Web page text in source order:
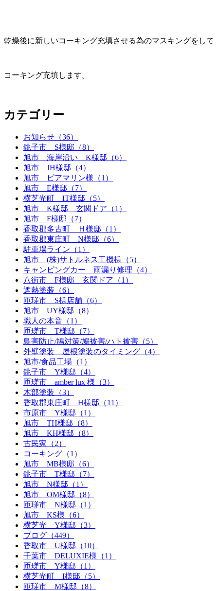
乾燥後に新しいコーキング充填させる為のマスキングをして
コーキング充填します。
カテゴリー
お知らせ（36）
銚子市 S様邸（8）
旭市 海岸沿い K様邸（6）
旭市 JH様邸（4）
旭市 ピアマリン様（1）
旭市 E様邸（7）
横芝光町 IT様邸（5）
旭市 K様邸 玄関ドア（1）
旭市 F様邸（7）
香取郡多古町 Ｈ様邸（1）
香取郡東庄町 N様邸（6）
駐車場ライン（1）
旭市 (株)サトルネス工機様（5）
キャンピングカー 雨漏り修理（4）
八街市 F様邸 玄関ドア（1）
遮熱塗装（6）
匝瑳市 S様店舗（6）
旭市 UY様邸（8）
職人の本音（1）
匝瑳市 T様邸（7）
鳥害防止/鳩対策/鳩被害/ハト被害（5）
外壁塗装 屋根塗装のタイミング（4）
旭市/食品工場（1）
銚子市 Y様邸（4）
匝瑳市 amber lux 様（3）
木部塗装（3）
香取郡東庄町 H様邸（11）
市原市 Y様邸（1）
旭市 TH様邸（8）
旭市 KH様邸（8）
古民家（2）
コーキング（1）
旭市 MB様邸（6）
銚子市 T様邸（7）
旭市 N様邸（1）
旭市 OM様邸（8）
匝瑳市 N様邸（1）
旭市 KS様（6）
横芝光 Y様邸（3）
ブログ（449）
香取市 U様邸（10）
千葉市 DELUXIE様（1）
匝瑳市 Y様邸（1）
横芝光町 I様邸（5）
匝瑳市 M様邸（8）